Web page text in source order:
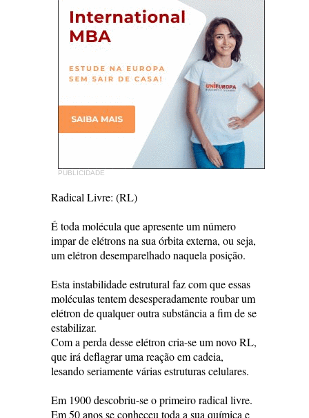
PUBLICIDADE
Radical Livre: (RL)
É toda molécula que apresente um número
impar de elétrons na sua órbita externa, ou seja,
um elétron desemparelhado naquela posição.
Esta instabilidade estrutural faz com que essas
moléculas tentem desesperadamente roubar um
elétron de qualquer outra substância a fim de se
estabilizar.
Com a perda desse elétron cria-se um novo RL,
que irá deflagrar uma reação em cadeia,
lesando seriamente várias estruturas celulares.
Em 1900 descobriu-se o primeiro radical livre.
Em 50 anos se conheceu toda a sua química e